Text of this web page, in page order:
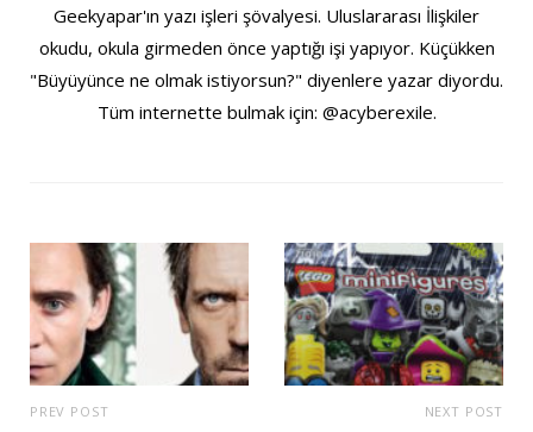
Geekyapar'ın yazı işleri şövalyesi. Uluslararası İlişkiler
okudu, okula girmeden önce yaptığı işi yapıyor. Küçükken
"Büyüyünce ne olmak istiyorsun?" diyenlere yazar diyordu.
Tüm internette bulmak için: @acyberexile.
PREV POST NEXT POST